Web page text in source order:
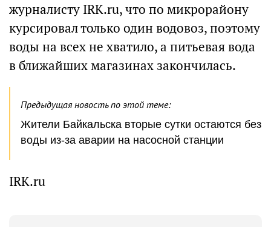
журналисту IRK.ru, что по микрорайону
курсировал только один водовоз, поэтому
воды на всех не хватило, а питьевая вода
в ближайших магазинах закончилась.
Предыдущая новость по этой теме:
Жители Байкальска вторые сутки остаются без
воды из-за аварии на насосной станции
IRK.ru